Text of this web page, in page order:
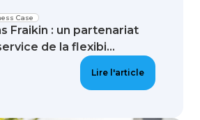
Case
Fraikin : un partenariat
de la flexibi...
Lire l'article